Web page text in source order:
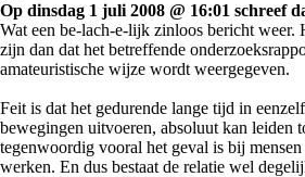
Op dinsdag 1 juli 2008 @ 16:01 schreef
Wat een be-lach-e-lijk zinloos bericht weer.
zijn dan dat het betreffende
amateuristische wijze wordt weergegeven.
Feit is dat het gedurende lange tijd in
bewegingen uitvoeren, absoluut kan leiden
tegenwoordig vooral het geval is bij
werken. En dus bestaat de relatie wel